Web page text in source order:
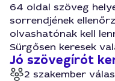
64 oldal szöveg
sorrendjének
olvashatónak kell
Sürgősen keresek
Jó szövegírót
2 szakember